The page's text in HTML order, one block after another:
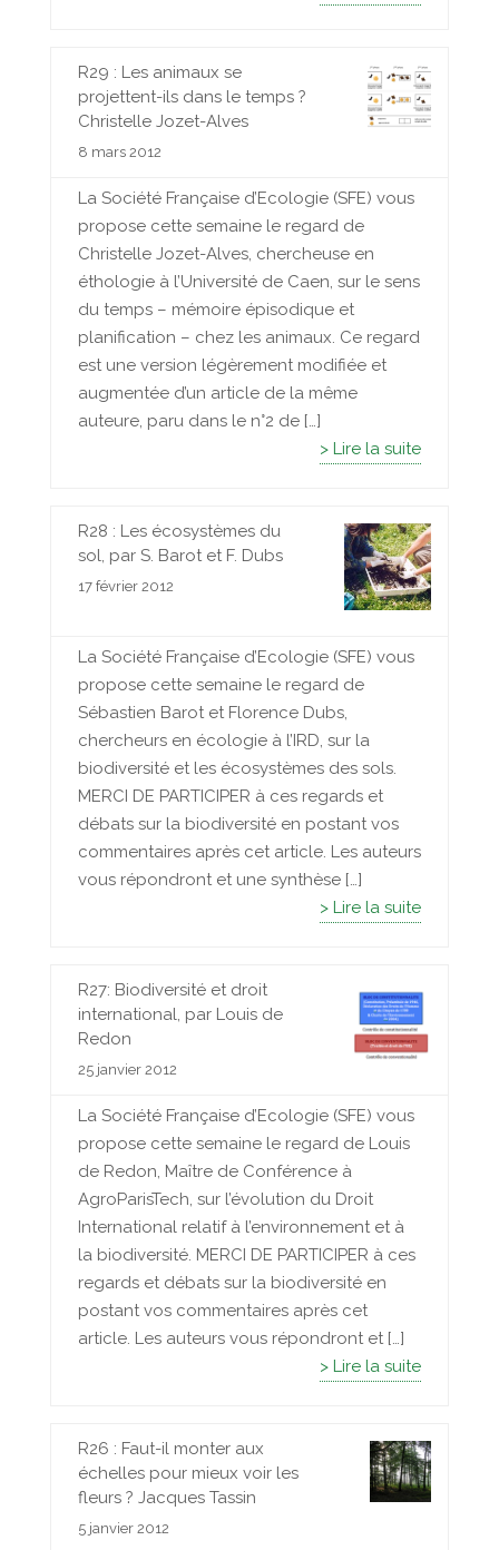
R29 : Les animaux se
projettent-ils dans le temps ?
Christelle Jozet-Alves
8 mars 2012
La Société Française d’Ecologie (SFE) vous
propose cette semaine le regard de
Christelle Jozet-Alves, chercheuse en
éthologie à l’Université de Caen, sur le sens
du temps – mémoire épisodique et
planification – chez les animaux. Ce regard
est une version légèrement modifiée et
augmentée d’un article de la même
auteure, paru dans le n°2 de […]
> Lire la suite
R28 : Les écosystèmes du
sol, par S. Barot et F. Dubs
17 février 2012
La Société Française d’Ecologie (SFE) vous
propose cette semaine le regard de
Sébastien Barot et Florence Dubs,
chercheurs en écologie à l’IRD, sur la
biodiversité et les écosystèmes des sols.
MERCI DE PARTICIPER à ces regards et
débats sur la biodiversité en postant vos
commentaires après cet article. Les auteurs
vous répondront et une synthèse […]
> Lire la suite
R27: Biodiversité et droit
international, par Louis de
Redon
25 janvier 2012
La Société Française d’Ecologie (SFE) vous
propose cette semaine le regard de Louis
de Redon, Maître de Conférence à
AgroParisTech, sur l’évolution du Droit
International relatif à l’environnement et à
la biodiversité. MERCI DE PARTICIPER à ces
regards et débats sur la biodiversité en
postant vos commentaires après cet
article. Les auteurs vous répondront et […]
> Lire la suite
R26 : Faut-il monter aux
échelles pour mieux voir les
fleurs ? Jacques Tassin
5 janvier 2012